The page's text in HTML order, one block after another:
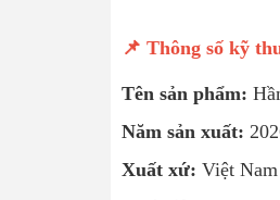
📌 Thông số kỹ
Tên sản phẩm:
Năm sản xuất:
Xuất xứ: Việt Nam